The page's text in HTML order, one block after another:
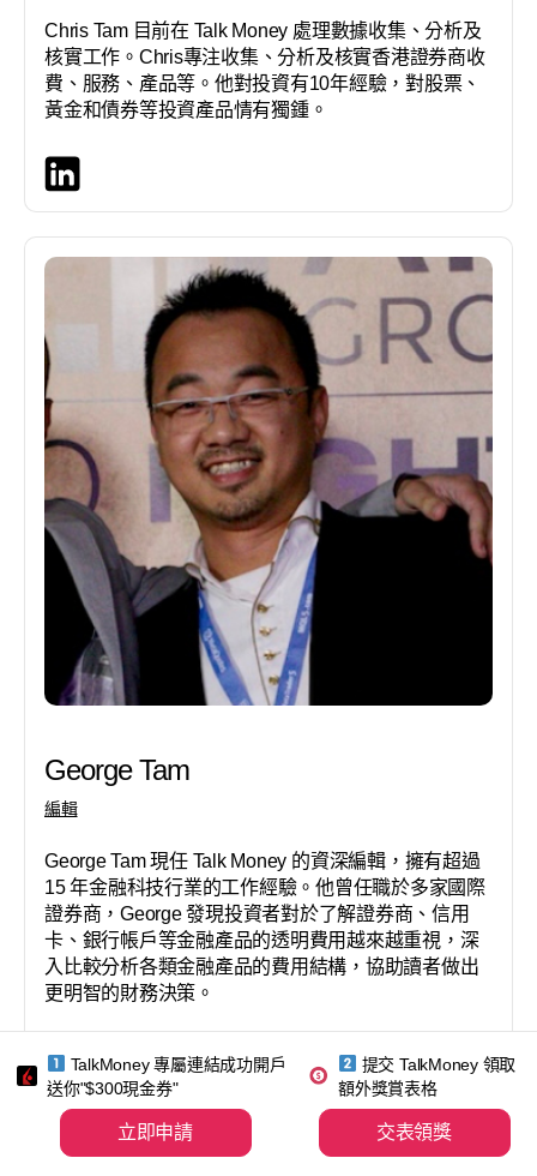
Chris Tam 目前在 Talk Money 處理數據收集、分析及
核實工作。Chris專注收集、分析及核實香港證券商收
費、服務、產品等。他對投資有10年經驗，對股票、
黃金和債券等投資產品情有獨鍾。
George Tam
編輯
George Tam 現任 Talk Money 的資深編輯，擁有超過
15 年金融科技行業的工作經驗。他曾任職於多家國際
證券商，George 發現投資者對於了解證券商、信用
卡、銀行帳戶等金融產品的透明費用越來越重視，深
入比較分析各類金融產品的費用結構，協助讀者做出
更明智的財務決策。
TalkMoney 專屬連結成功開戶
送你"$300現金券"
立即申請
提交 TalkMoney 領取
額外獎賞表格
交表領獎